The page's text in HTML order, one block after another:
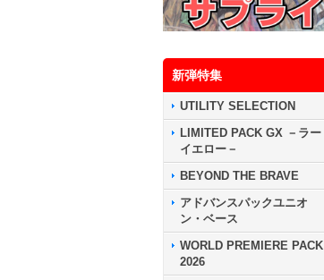
新弾特集
UTILITY SELECTION
LIMITED PACK GX －ラー
イエロー－
BEYOND THE BRAVE
アドバンスパックユニオ
ン・ベース
WORLD PREMIERE PACK
2026